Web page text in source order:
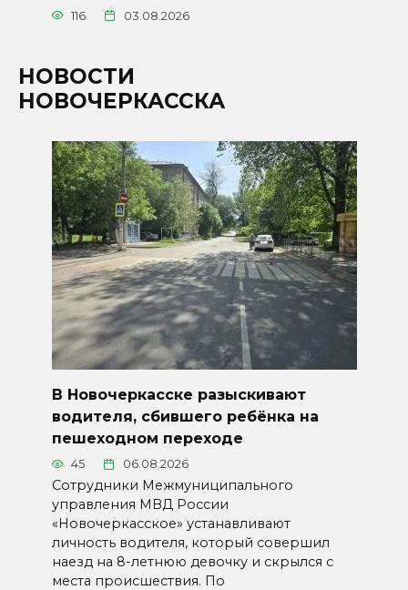
116 03.08.2026
НОВОСТИ
НОВОЧЕРКАССКА
В Новочеркасске разыскивают
водителя, сбившего ребёнка на
пешеходном переходе
45 06.08.2026
Сотрудники Межмуниципального
управления МВД России
«Новочеркасское» устанавливают
личность водителя, который совершил
наезд на 8-летнюю девочку и скрылся с
места происшествия. По